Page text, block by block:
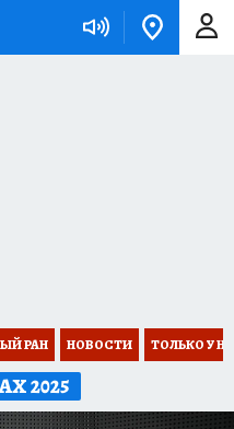
РАН НОВОСТИ ТОЛЬКО У
2025